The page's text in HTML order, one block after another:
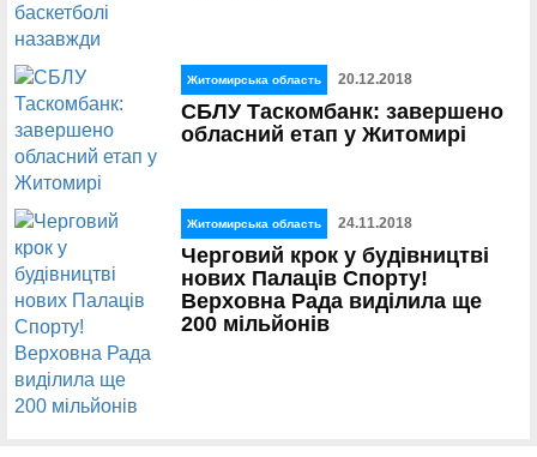
Житомирська область 20.12.2018
СБЛУ Таскомбанк: завершено
обласний етап у Житомирі
Житомирська область 24.11.2018
Черговий крок у будівництві
нових Палаців Спорту!
Верховна Рада виділила ще
200 мільйонів